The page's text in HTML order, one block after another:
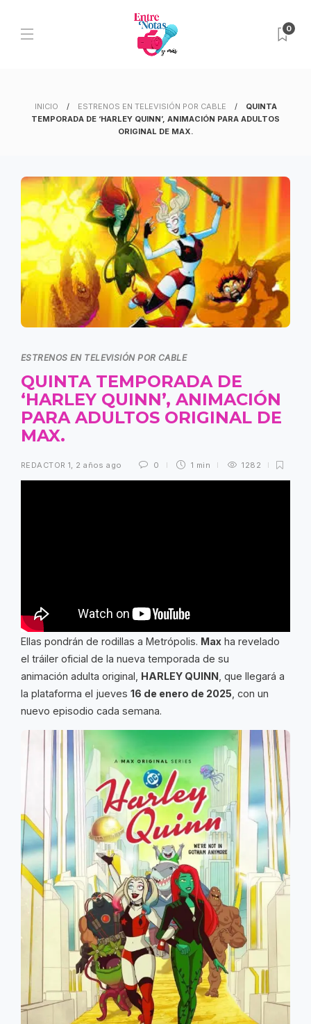
0
INICIO ESTRENOS EN TELEVISIÓN POR CABLE
QUINTA
TEMPORADA DE ‘HARLEY QUINN’, ANIMACIÓN PARA ADULTOS
ORIGINAL DE MAX.
ESTRENOS EN TELEVISIÓN POR CABLE
QUINTA TEMPORADA DE
‘HARLEY QUINN’, ANIMACIÓN
PARA ADULTOS ORIGINAL DE
MAX.
REDACTOR 1, 2 años ago 0 1 min 1282
Ellas pondrán de rodillas a Metrópolis. Max ha revelado
el tráiler oficial de la nueva temporada de su
animación adulta original, HARLEY QUINN , que llegará a
la plataforma el jueves 16 de enero de 2025 , con un
nuevo episodio cada semana.